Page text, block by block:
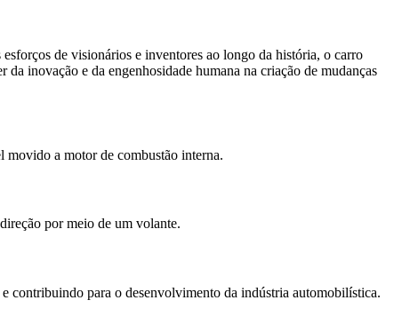
de visionários e inventores ao longo da história, o carro
inovação e da engenhosidade humana na criação de mudanças
a motor de combustão interna.
por meio de um volante.
contribuindo para o desenvolvimento da indústria automobilística.